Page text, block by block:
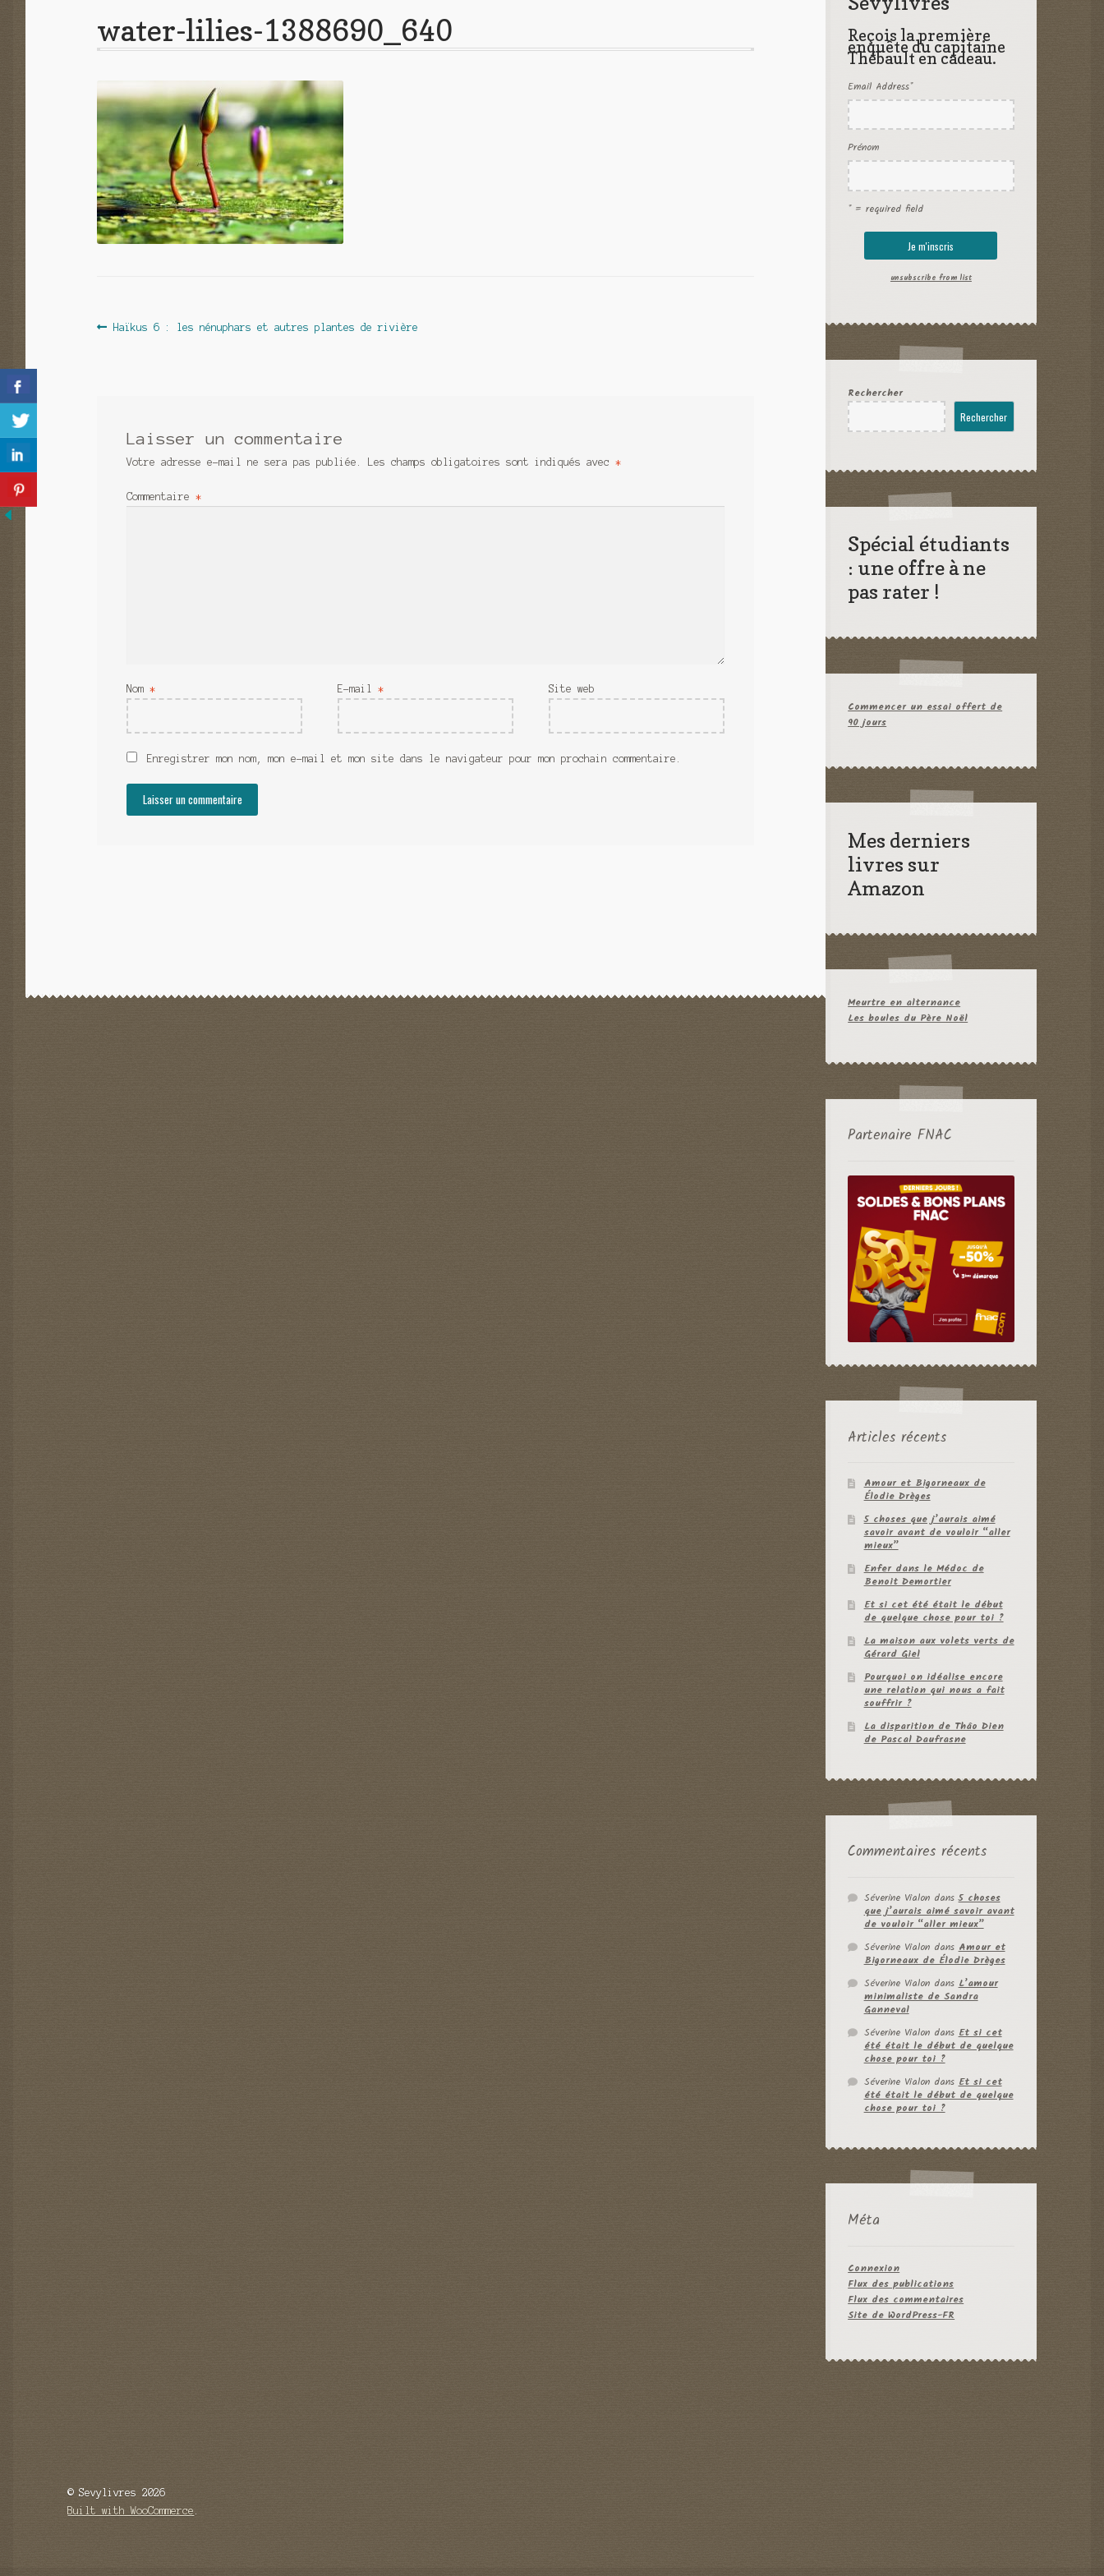
water-lilies-1388690_640
Navigation
Article
Haïkus 6 : les nénuphars et autres plantes de rivière
Laisser un commentaire
Votre adresse e-mail ne sera pas publiée. Les champs obligatoires sont indiqués avec*
Commentaire*
Nom* E-mail* Site web
Enregistrer mon nom, mon e-mail et mon site dans le navigateur pour mon prochain commentaire.
Reçois la première
enquête du capitaine
Thébault en cadeau.
Email Address*
Prénom
* = required field
unsubscribe from list
Rechercher
Rechercher
Spécial étudiants
: une offre à ne
pas rater !
Commencer un essai offert de
90 jours
Mes derniers
livres sur
Amazon
Meurtre en alternance
Les boules du Père Noël
Partenaire FNAC
Articles récents
Amour et Bigorneaux de
Élodie Drèges
5 choses que j’aurais aimé
savoir avant de vouloir “aller
mieux”
Enfer dans le Médoc de
Benoit Demortier
Et si cet été était le début
de quelque chose pour toi ?
La maison aux volets verts de
Gérard Giel
Pourquoi on idéalise encore
une relation qui nous a fait
souffrir ?
La disparition de Thâo Dien
de Pascal Daufrasne
Commentaires récents
Séverine Vialondans5 choses
que j’aurais aimé savoir avant
de vouloir “aller mieux”
Séverine VialondansAmour et
Bigorneaux de Élodie Drèges
Séverine VialondansL’amour
minimaliste de Sandra
Ganneval
Séverine VialondansEt si cet
été était le début de quelque
chose pour toi ?
Séverine VialondansEt si cet
été était le début de quelque
chose pour toi ?
Méta
Connexion
Flux des publications
Flux des commentaires
Site de WordPress-FR
© Sevylivres 2026
Built with WooCommerce